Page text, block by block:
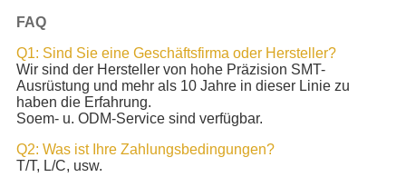
FAQ
Q1: Sind Sie eine Geschäftsfirma oder Hersteller?
Wir sind der Hersteller von hohe Präzision SMT-
Ausrüstung und mehr als 10 Jahre in dieser Linie zu
haben die Erfahrung.
Soem- u. ODM-Service sind verfügbar.
Q2: Was ist Ihre Zahlungsbedingungen?
T/T, L/C, usw.